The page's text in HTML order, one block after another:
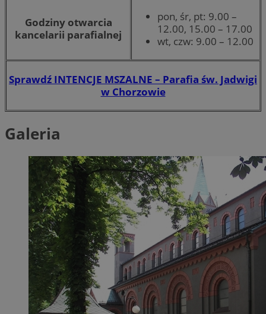
Godziny otwarcia
kancelarii parafialnej
pon, śr, pt: 9.00 –
12.00, 15.00 – 17.00
wt, czw: 9.00 – 12.00
Sprawdź INTENCJE MSZALNE – Parafia św. Jadwigi
w Chorzowie
Galeria